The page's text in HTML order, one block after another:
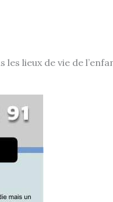
lieux de vie de